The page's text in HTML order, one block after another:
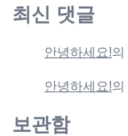
최신 댓글
안녕하세요!의
안녕하세요!의
보관함